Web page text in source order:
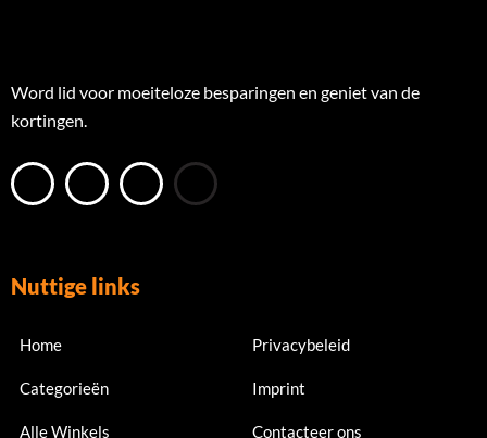
Word lid voor moeiteloze besparingen en geniet van de
kortingen.
Nuttige links
Home
Categorieën
Alle Winkels
Privacybeleid
Imprint
Contacteer ons